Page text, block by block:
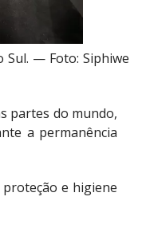
Sul. — Foto: Siphiwe
partes do mundo,
a permanência
e higiene